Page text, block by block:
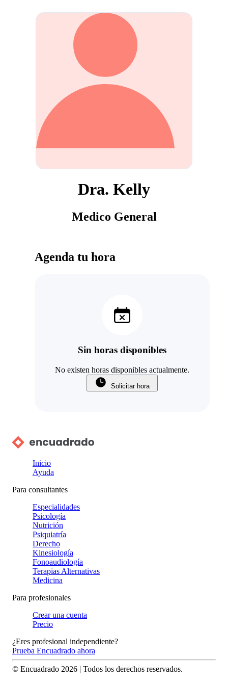
Dra. Kelly
Medico General
Agenda tu hora
Sin horas disponibles
No existen horas disponibles actualmente.
Solicitar hora
Inicio
Ayuda
Para consultantes
Especialidades
Psicología
Nutrición
Psiquiatría
Derecho
Kinesiología
Fonoaudiología
Terapias Alternativas
Medicina
Para profesionales
Crear una cuenta
Precio
¿Eres profesional independiente?
Prueba Encuadrado ahora
© Encuadrado 2026 | Todos los derechos reservados.